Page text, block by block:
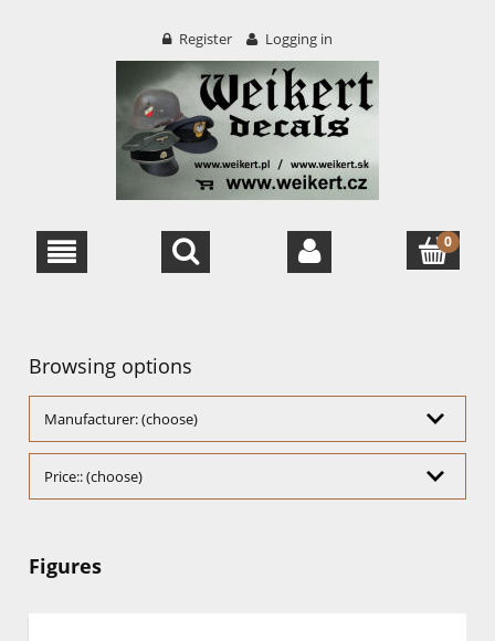
Register Logging in
Browsing options
Manufacturer: (choose)
Price:: (choose)
Figures